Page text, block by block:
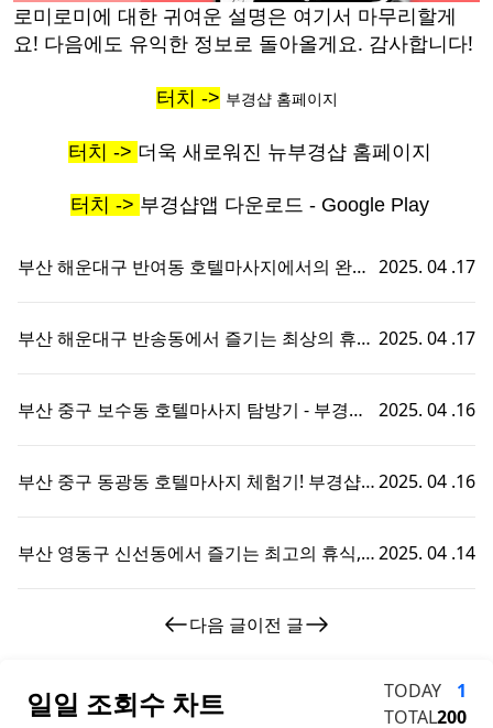
로미로미에 대한 귀여운 설명은 여기서 마무리할게
요! 다음에도 유익한 정보로 돌아올게요. 감사합니다!
터치 -> 부경샵 홈페이지
터치 -> 더욱 새로워진 뉴부경샵 홈페이지
터치 -> 부경샵앱 다운로드 - Google Play
부산 해운대구 반여동 호텔마사지에서의 완벽 2025. 04 .17
부산 해운대구 반송동에서 즐기는 최상의 휴식, 2025. 04 .17
부산 중구 보수동 호텔마사지 탐방기 - 부경샵
2025. 04 .16
부산 중구 동광동 호텔마사지 체험기! 부경샵에2025. 04 .16
부산 영동구 신선동에서 즐기는 최고의 휴식,
2025. 04 .14
다음 글이전 글
일일 조회수 차트 TODAY
1
TOTAL200